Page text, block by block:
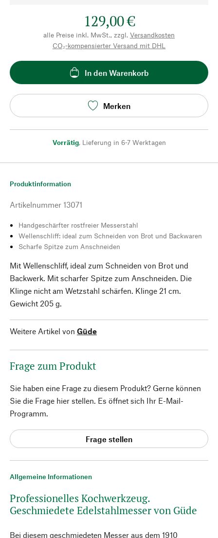
129,00 €
alle Preise inkl. MwSt., zzgl. Versandkosten
CO₂-kompensierter Versand mit DHL
In den Warenkorb
Merken
Vorrätig, Lieferung in 6-7 Werktagen
Allgemeine Informationen
Professionelles Kochwerkzeug.
Geschmiedete Edelstahlmesser von Güde
Bei diesem geschmiedeten Messer aus dem 1910
Produktinformation
Artikelnummer 13071
Handgeschärfter rostfreier Messerstahl
Wellenschliff: ideal zum Schneiden von Brot und Backwaren
Scharfe Spitze zum Anschneiden
Mit Wellenschliff, ideal zum Schneiden von Brot und
Backwerk. Mit scharfer Spitze zum Anschneiden. Die
Klinge nicht am Wetzstahl schärfen. Klinge 21 cm.
Gewicht 205 g.
Weitere Artikel von Güde
Frage zum Produkt
Sie haben eine Frage zu diesem Produkt? Gerne können
Sie die Frage hier stellen. Es öffnet sich Ihr E-Mail-
Programm.
Frage stellen